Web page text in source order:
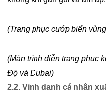
(Trang phục cướp biển
(Màn trình diễn trang phục
Độ và Dubai)
2.2. Vinh danh cá nhân